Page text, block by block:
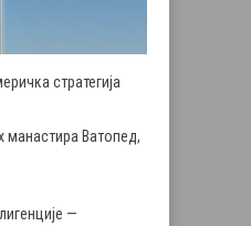
стратегија
манастира Ватопед,
—